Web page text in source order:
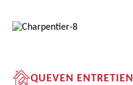
QUEVEN ENTRETIEN